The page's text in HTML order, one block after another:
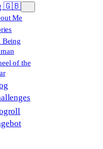
🇬🇧
Me
Being
of the